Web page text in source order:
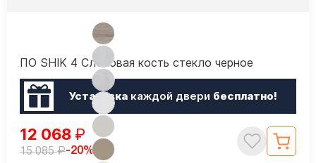
ПО SHIK 4 Слоновая кость стекло черное
Установкакаждой двери бесплатно!
12 068 ₽
15 085₽-20%